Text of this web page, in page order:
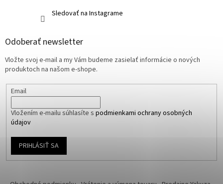
Sledovať na Instagrame
Odoberať newsletter
Vložte svoj e-mail a my Vám budeme zasielať informácie o nových
produktoch na našom e-shope.
Email
Vložením e-mailu súhlasíte s podmienkami ochrany osobných
údajov
PRIHLÁSIŤ SA